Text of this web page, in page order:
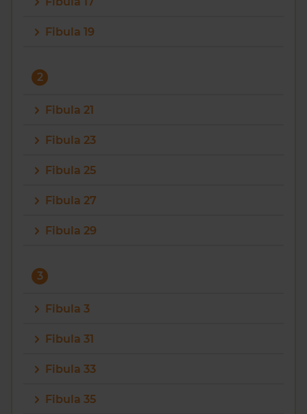
Maandag t/m vrijdag - 08:00 -18:00
Fibula 19
2
Fibula 21
Fibula 23
Fibula 25
Fibula 27
Fibula 29
3
Fibula 3
Fibula 31
Fibula 33
Fibula 35